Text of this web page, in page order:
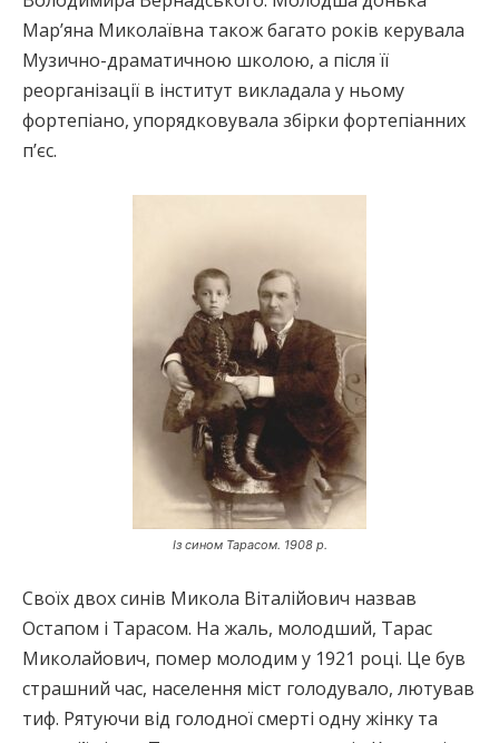
Мар’яна Миколаївна також багато років керувала
Музично-драматичною школою, а після її
реорганізації в інститут викладала у ньому
фортепіано, упорядковувала збірки фортепіанних
п’єс.
Із сином Тарасом. 1908 р.
Своїх двох синів Микола Віталійович назвав
Остапом і Тарасом. На жаль, молодший, Тарас
Миколайович, помер молодим у 1921 році. Це був
страшний час, населення міст голодувало, лютував
тиф. Рятуючи від голодної смерті одну жінку та